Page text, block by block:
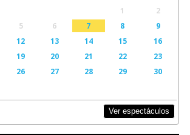
1
2
5 6 7 8
9
12 13 14 15
16
19 20 21 22
23
26 27 28 29
30
Ver espectáculos